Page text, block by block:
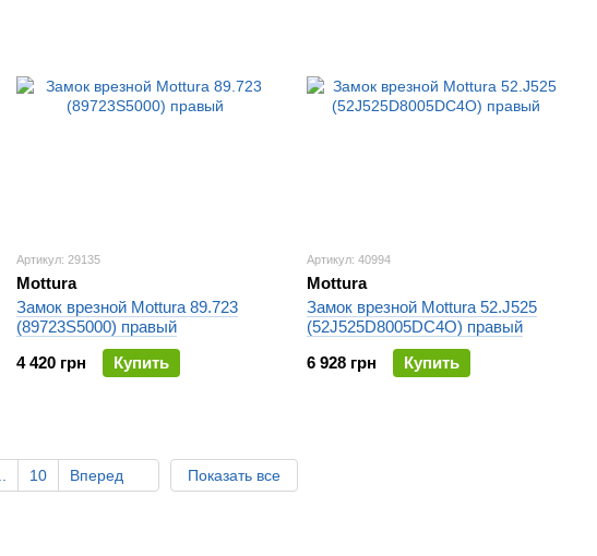
Артикул: 29135
Mottura
Замок врезной Mottura 89.723
(89723S5000) правый
4 420 грн
Купить
Артикул: 40994
Mottura
Замок врезной Mottura 52.J525
(52J525D8005DC4O) правый
6 928 грн
Купить
10 Вперед Показать все